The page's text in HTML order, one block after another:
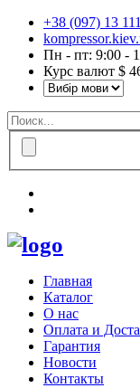
+38 (097) 13
Пн - пт: 9:00 -
Курс валют $
Главная
Каталог
О нас
Оплата и
Гарантия
Новости
Контакты